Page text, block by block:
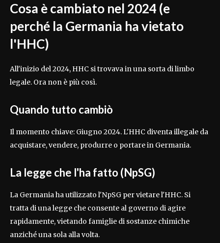
Cosa è cambiato nel 2024 (e
perché la Germania ha vietato
l'HHC)
All'inizio del 2024, HHC si trovava in una sorta di limbo
legale. Ora non è più così.
Quando tutto cambiò
Il momento chiave: Giugno 2024. L'HHC diventa illegale da
acquistare, vendere, produrre o portare in Germania.
La legge che l'ha fatto (NpSG)
La Germania ha utilizzato l'NpSG per vietare l'HHC. Si
tratta di una legge che consente al governo di agire
rapidamente, vietando famiglie di sostanze chimiche
anziché una sola alla volta.